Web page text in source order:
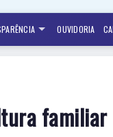
OUVIDORIA
familiar